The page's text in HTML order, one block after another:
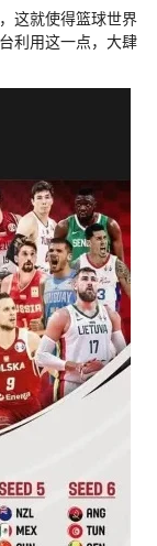
这就使得篮球世界
利用这一点，大肆